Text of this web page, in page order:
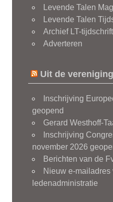
Levende Talen
Levende Talen
Archief LT-
Adverteren
Uit de vereniging
Inschrijving
geopend
Gerard Westhoff-
Inschrijving
november 2026
Berichten van de
Nieuw e-mailadres
ledenadministratie